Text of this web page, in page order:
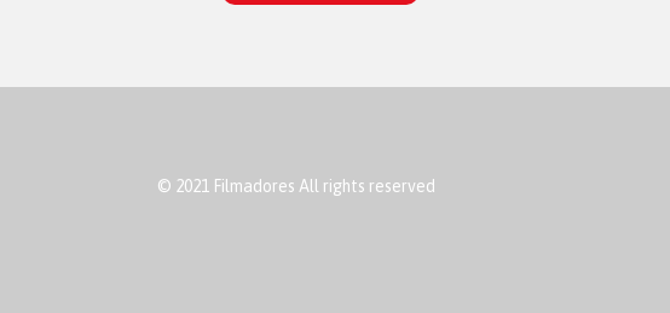
© 2021 Filmadores All rights reserved